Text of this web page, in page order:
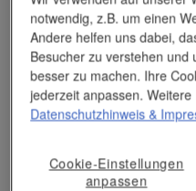
Das Unternehmen verfügt
Bereich der
Dieses Wissen kommt
insbesondere wenn es um
andere Veredelungsverfahren
Unser Service
notwendig, z.B. um einen
Andere helfen uns dabei,
Besucher zu verstehen und
besser zu machen. Ihre
jederzeit anpassen.
Datenschutzhinweis &
Cookie-Einstellungen
anpassen